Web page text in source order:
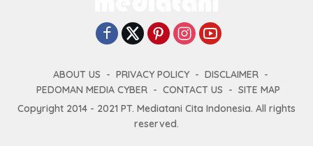
ABOUT US PRIVACY POLICY
DISCLAIMER
PEDOMAN MEDIA CYBER
CONTACT US
SITE MAP
Copyright 2014 - 2021 PT. Mediatani Cita Indonesia. All rights
reserved.